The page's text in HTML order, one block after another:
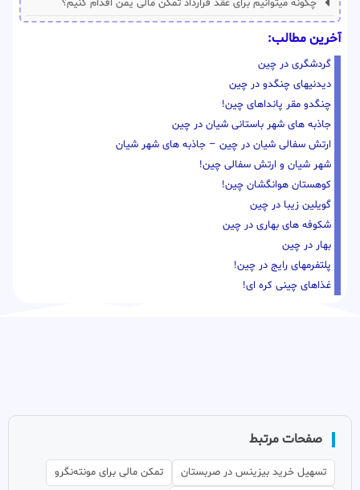
آخرین مطالب:
گردشگری در چین
دیدنیهای چنگدو در چین
چنگدو مقر پانداهای چین!
جاذبه های شهر باستانی شیان در چین
ارتش سفالی شیان در چین – جاذبه های شهر شیان
شهر شیان و ارتش سفالی چین!
کوهستان هوانگشان چین!
گویلین زیبا در چین
شکوفه های بهاری در چین
بهار در چین
پلتفرمهای رایج در چین!
غذاهای چینی کره ای!
صفحات مرتبط
تسهیل خرید بیزینس در صربستان
تمکن مالی برای مونته‌نگرو